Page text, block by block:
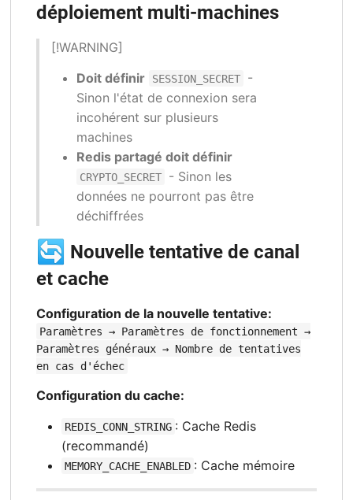
déploiement multi-machines
[!WARNING]
Doit définir
SESSION_SECRET
-
Sinon l'état de connexion sera
incohérent sur plusieurs
machines
Redis partagé doit définir
CRYPTO_SECRET
- Sinon les
données ne pourront pas être
déchiffrées
🔄 Nouvelle tentative de canal
et cache
Configuration de la nouvelle tentative:
Paramètres → Paramètres de fonctionnement →
Paramètres généraux → Nombre de tentatives
en cas d'échec
Configuration du cache:
REDIS_CONN_STRING : Cache Redis
(recommandé)
MEMORY_CACHE_ENABLED : Cache mémoire